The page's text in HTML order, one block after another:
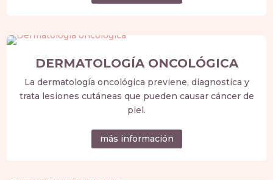
DERMATOLOGÍA ONCOLÓGICA
La dermatología oncológica previene, diagnostica y
trata lesiones cutáneas que pueden causar cáncer de
piel.
más información